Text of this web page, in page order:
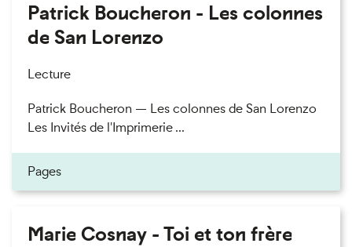
Patrick Boucheron - Les colonnes
de San Lorenzo
Lecture
Patrick Boucheron — Les colonnes de San Lorenzo
Les Invités de l'Imprimerie ...
Pages
Marie Cosnay - Toi et ton frère